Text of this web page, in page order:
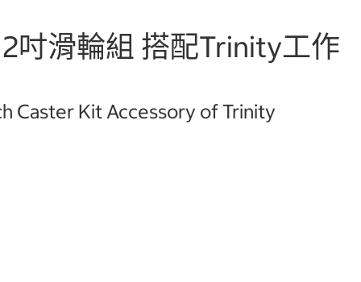
吋滑輪組 搭配Trinity工作
Caster Kit Accessory of Trinity